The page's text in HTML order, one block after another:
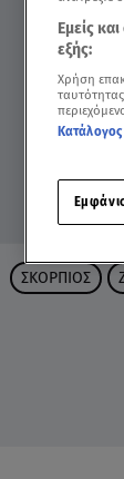
ΣΚΟΡΠΙΟΣ
Εμείς
εξής:
Χρήση